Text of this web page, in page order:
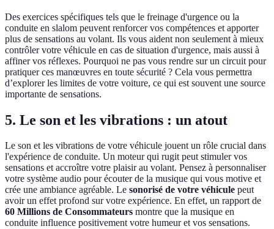
Des exercices spécifiques tels que le freinage d'urgence ou la
conduite en slalom peuvent renforcer vos compétences et apporter
plus de sensations au volant. Ils vous aident non seulement à mieux
contrôler votre véhicule en cas de situation d'urgence, mais aussi à
affiner vos réflexes. Pourquoi ne pas vous rendre sur un circuit pour
pratiquer ces manœuvres en toute sécurité ? Cela vous permettra
d’explorer les limites de votre voiture, ce qui est souvent une source
importante de sensations.
5. Le son et les vibrations : un atout
Le son et les vibrations de votre véhicule jouent un rôle crucial dans
l'expérience de conduite. Un moteur qui rugit peut stimuler vos
sensations et accroître votre plaisir au volant. Pensez à personnaliser
votre système audio pour écouter de la musique qui vous motive et
crée une ambiance agréable. Le sonorisé de votre véhicule peut
avoir un effet profond sur votre expérience. En effet, un rapport de
60 Millions de Consommateurs montre que la musique en
conduite influence positivement votre humeur et vos sensations.